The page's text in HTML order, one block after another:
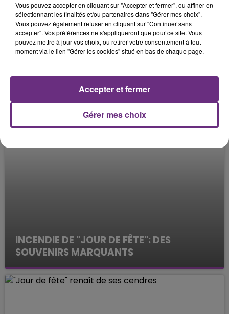
STÉPHANIE RECHERCHE SON TÉLÉPHONE
ET LES SOUVENIRS DE SA FILLE
Les interviews de la rédac'
INCENDIE DE "JOUR DE FÊTE": DES
SOUVENIRS MARQUANTS
Les interviews de la rédac'
Vous pouvez accepter en cliquant sur "Accepter et fermer", ou affiner en
sélectionnant les finalités et/ou partenaires dans "Gérer mes choix".
Vous pouvez également refuser en cliquant sur "Continuer sans
accepter". Vos préférences ne s'appliqueront que pour ce site. Vous
pouvez mettre à jour vos choix, ou retirer votre consentement à tout
moment via le lien "Gérer les cookies" situé en bas de chaque page.
Gérer mes choix
Accepter et fermer